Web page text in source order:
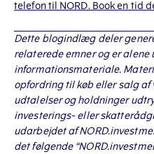
telefon til NORD. Book en tid
Dette blogindlæg deler
relaterede emner og er alene
informationsmateriale.
opfordring til køb eller salg
udtalelser og holdninger
investerings- eller
udarbejdet af
det følgende